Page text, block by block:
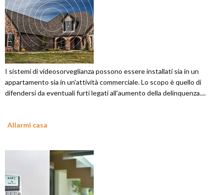
I sistemi di videosorveglianza possono essere installati sia in un
appartamento sia in un'attività commerciale. Lo scopo è quello di
difendersi da eventuali furti legati all'aumento della delinquenza....
Allarmi casa